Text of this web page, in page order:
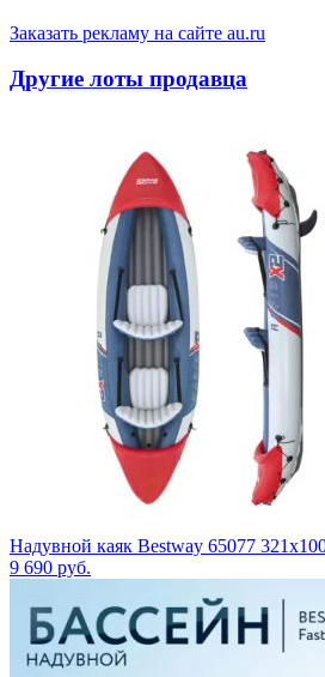
Заказать рекламу на сайте au.ru
Другие лоты продавца
Надувной каяк Bestway 65077
9 690 руб.